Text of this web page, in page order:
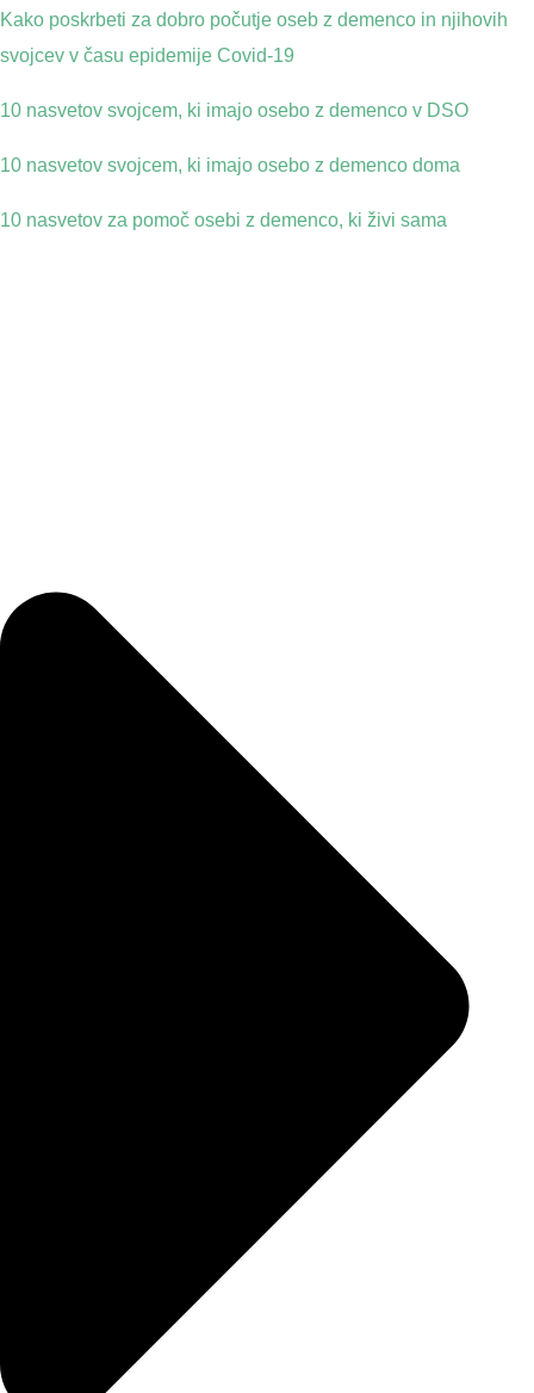
Kako poskrbeti za dobro počutje oseb z demenco in njihovih
svojcev v času epidemije Covid-19
10 nasvetov svojcem, ki imajo osebo z demenco v DSO
10 nasvetov svojcem, ki imajo osebo z demenco doma
10 nasvetov za pomoč osebi z demenco, ki živi sama